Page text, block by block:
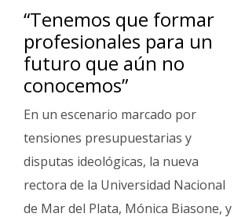
“Tenemos que formar
profesionales para un
futuro que aún no
conocemos”
En un escenario marcado por
tensiones presupuestarias y
disputas ideológicas, la nueva
rectora de la Universidad Nacional
de Mar del Plata, Mónica Biasone, y